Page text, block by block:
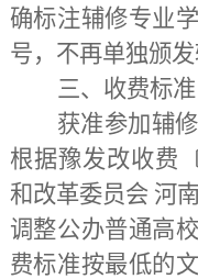
确标注辅修专业
号，不再单独颁
三、收费标准
获准参加辅
根据豫发改收费
和改革委员会 河
调整公办普通高
费标准按最低的